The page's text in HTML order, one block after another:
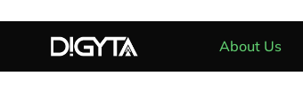
About Us